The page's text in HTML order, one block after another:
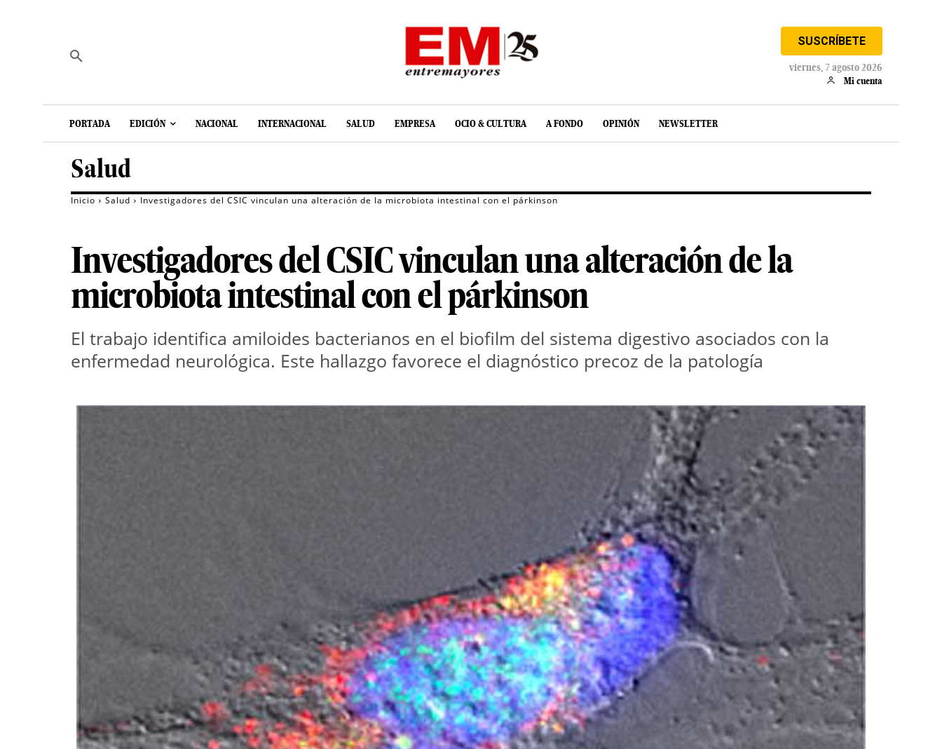
SUSCRÍBETE
viernes, 7 agosto 2026
Mi cuenta
PORTADA EDICIÓN NACIONAL INTERNACIONAL SALUD EMPRESA OCIO & CULTURA A FONDO OPINIÓN NEWSLETTER
Salud
Inicio Salud Investigadores del CSIC vinculan una alteración de la microbiota intestinal con el párkinson
Investigadores del CSIC vinculan una alteración de la
microbiota intestinal con el párkinson
El trabajo identifica amiloides bacterianos en el biofilm del sistema digestivo asociados con la
enfermedad neurológica. Este hallazgo favorece el diagnóstico precoz de la patología